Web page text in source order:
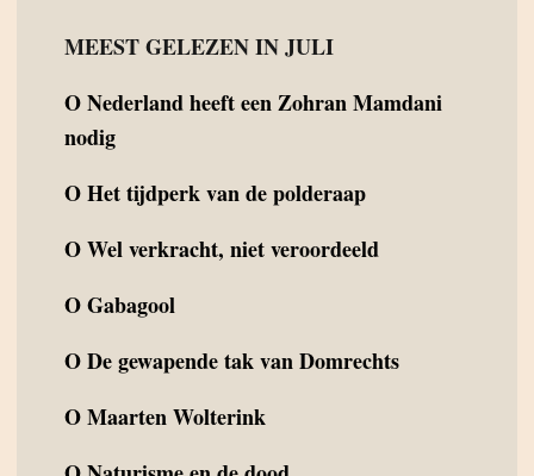
MEEST GELEZEN IN JULI
ONederland heeft een Zohran Mamdani
nodig
OHet tijdperk van de polderaap
OWel verkracht, niet veroordeeld
OGabagool
ODe gewapende tak van Domrechts
OMaarten Wolterink